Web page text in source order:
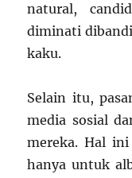
natural,
diminati
kaku.
Selain itu,
media sosial
mereka. Hal
hanya untuk